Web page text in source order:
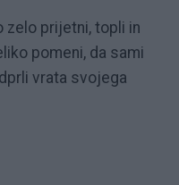
zelo prijetni, topli in
pomeni, da sami
vrata svojega